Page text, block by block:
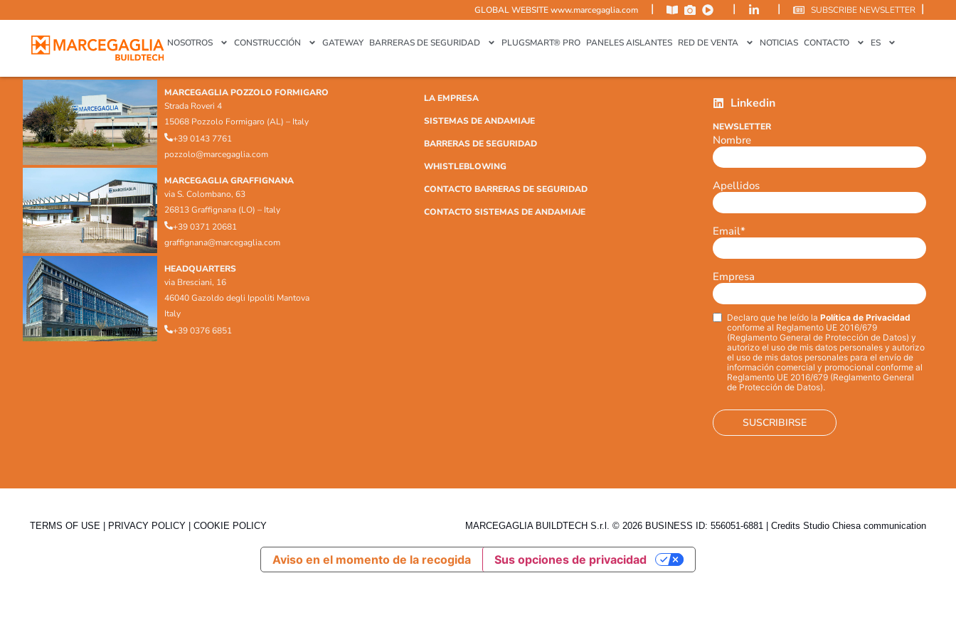
GLOBAL WEBSITEwww.marcegaglia.com | | | SUBSCRIBE NEWSLETTER |
NOSOTROS CONSTRUCCIÓN GATEWAY BARRERAS DE SEGURIDAD PLUGSMART® PRO PANELES AISLANTES RED DE VENTA NOTICIAS CONTACTO ES
MARCEGAGLIA POZZOLO FORMIGARO
Strada Roveri 4
15068 Pozzolo Formigaro (AL) – Italy
+39 0143 7761
pozzolo@marcegaglia.com
MARCEGAGLIA GRAFFIGNANA
via S. Colombano, 63
26813 Graffignana (LO) – Italy
+39 0371 20681
graffignana@marcegaglia.com
HEADQUARTERS
via Bresciani, 16
46040 Gazoldo degli Ippoliti Mantova
Italy
+39 0376 6851
LA EMPRESA
SISTEMAS DE ANDAMIAJE
BARRERAS DE SEGURIDAD
WHISTLEBLOWING
CONTACTO BARRERAS DE SEGURIDAD
CONTACTO SISTEMAS DE ANDAMIAJE
Linkedin
NEWSLETTER
Nombre
Apellidos
Email*
Empresa
Privacy*
Declaro que he leído la Política de Privacidad
conforme al Reglamento UE 2016/679
(Reglamento General de Protección de Datos) y
autorizo el uso de mis datos personales y autorizo
el uso de mis datos personales para el envío de
información comercial y promocional conforme al
Reglamento UE 2016/679 (Reglamento General
de Protección de Datos).
TERMS OF USE PRIVACY POLICY COOKIE POLICY MARCEGAGLIA BUILDTECH S.r.l. © 2026 BUSINESS ID: 556051-6881 | Credits Studio Chiesa communication
Aviso en el momento de la recogida Sus opciones de privacidad